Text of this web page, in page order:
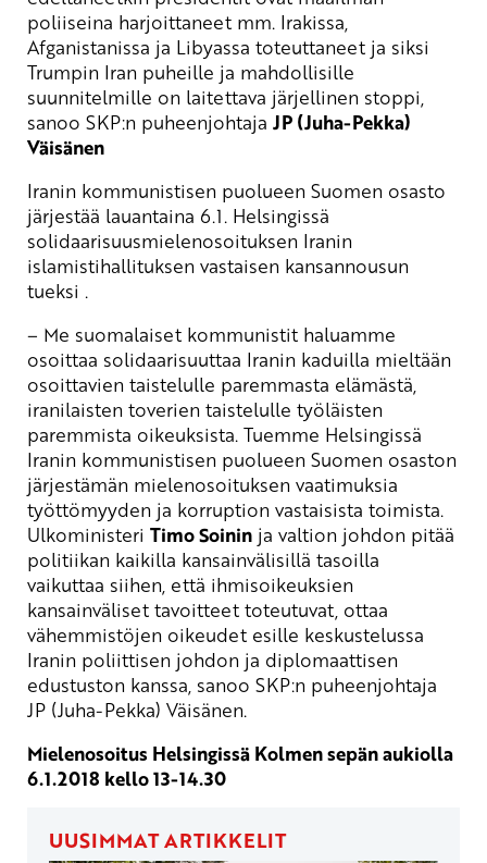
poliiseina harjoittaneet mm. Irakissa,
Afganistanissa ja Libyassa toteuttaneet ja siksi
Trumpin Iran puheille ja mahdollisille
suunnitelmille on laitettava järjellinen stoppi,
sanoo SKP:n puheenjohtaja JP (Juha-Pekka)
Väisänen
Iranin kommunistisen puolueen Suomen osasto
järjestää lauantaina 6.1. Helsingissä
solidaarisuusmielenosoituksen Iranin
islamistihallituksen vastaisen kansannousun
tueksi .
– Me suomalaiset kommunistit haluamme
osoittaa solidaarisuuttaa Iranin kaduilla mieltään
osoittavien taistelulle paremmasta elämästä,
iranilaisten toverien taistelulle työläisten
paremmista oikeuksista. Tuemme Helsingissä
Iranin kommunistisen puolueen Suomen osaston
järjestämän mielenosoituksen vaatimuksia
työttömyyden ja korruption vastaisista toimista.
Ulkoministeri Timo Soinin ja valtion johdon pitää
politiikan kaikilla kansainvälisillä tasoilla
vaikuttaa siihen, että ihmisoikeuksien
kansainväliset tavoitteet toteutuvat, ottaa
vähemmistöjen oikeudet esille keskustelussa
Iranin poliittisen johdon ja diplomaattisen
edustuston kanssa, sanoo SKP:n puheenjohtaja
JP (Juha-Pekka) Väisänen.
Mielenosoitus Helsingissä Kolmen sepän aukiolla
6.1.2018 kello 13-14.30
UUSIMMAT ARTIKKELIT